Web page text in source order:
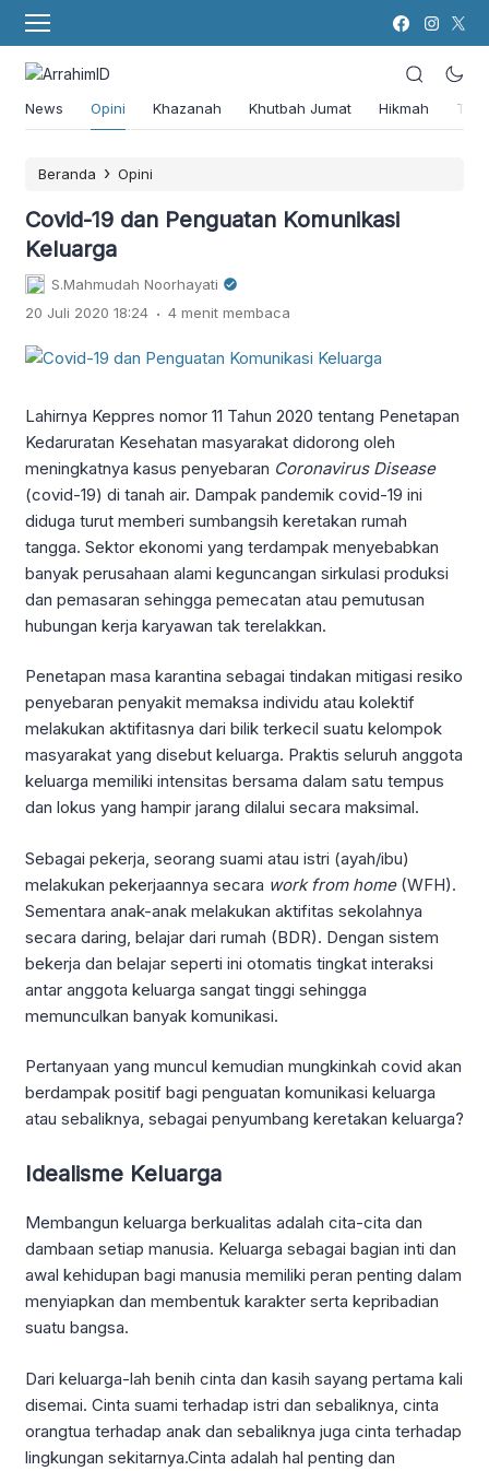
News Opini Khazanah Khutbah Jumat Hikmah
Beranda › Opini
Covid-19 dan Penguatan Komunikasi
Keluarga
S.Mahmudah Noorhayati
20 Juli 2020 18:24 . 4 menit membaca
Lahirnya Keppres nomor 11 Tahun 2020 tentang Penetapan
Kedaruratan Kesehatan masyarakat didorong oleh
meningkatnya kasus penyebaran Coronavirus Disease
(covid-19) di tanah air. Dampak pandemik covid-19 ini
diduga turut memberi sumbangsih keretakan rumah
tangga. Sektor ekonomi yang terdampak menyebabkan
banyak perusahaan alami keguncangan sirkulasi produksi
dan pemasaran sehingga pemecatan atau pemutusan
hubungan kerja karyawan tak terelakkan.
Penetapan masa karantina sebagai tindakan mitigasi resiko
penyebaran penyakit memaksa individu atau kolektif
melakukan aktifitasnya dari bilik terkecil suatu kelompok
masyarakat yang disebut keluarga. Praktis seluruh anggota
keluarga memiliki intensitas bersama dalam satu tempus
dan lokus yang hampir jarang dilalui secara maksimal.
Sebagai pekerja, seorang suami atau istri (ayah/ibu)
melakukan pekerjaannya secara work from home(WFH).
Sementara anak-anak melakukan aktifitas sekolahnya
secara daring, belajar dari rumah (BDR). Dengan sistem
bekerja dan belajar seperti ini otomatis tingkat interaksi
antar anggota keluarga sangat tinggi sehingga
memunculkan banyak komunikasi.
Pertanyaan yang muncul kemudian mungkinkah covid akan
berdampak positif bagi penguatan komunikasi keluarga
atau sebaliknya, sebagai penyumbang keretakan keluarga?
Idealisme Keluarga
Membangun keluarga berkualitas adalah cita-cita dan
dambaan setiap manusia. Keluarga sebagai bagian inti dan
awal kehidupan bagi manusia memiliki peran penting dalam
menyiapkan dan membentuk karakter serta kepribadian
suatu bangsa.
Dari keluarga-lah benih cinta dan kasih sayang pertama kali
disemai. Cinta suami terhadap istri dan sebaliknya, cinta
orangtua terhadap anak dan sebaliknya juga cinta terhadap
lingkungan sekitarnya.Cinta adalah hal penting dan